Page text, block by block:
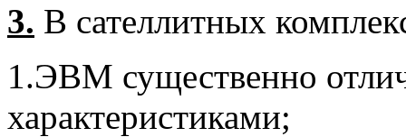
3. В сателлитных
1.ЭВМ существенно
характеристиками;